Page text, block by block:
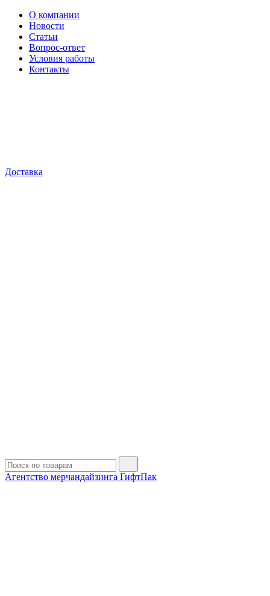
О компании
Новости
Статьи
Вопрос-ответ
Условия работы
Контакты
Доставка
Агентство мерчандайзинга ГифтПак